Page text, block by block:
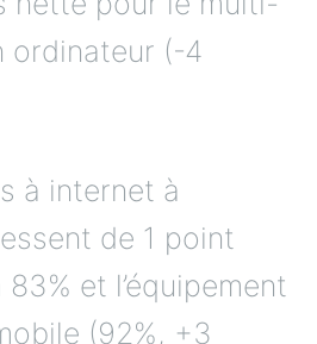
ordinateur (-4
à internet à
de 1 point
83% et l’équipement
(92%, +3